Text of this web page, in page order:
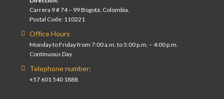
Carrera 9 # 74 – 99 Bogotá, Colombia.
Postal Code: 110221
Office Hours
Monday to Friday from 7:00 a.m. to 5:00 p.m. – 4:00 p.m.
Continuous Day
Telephone number:
+57 601 540 1888